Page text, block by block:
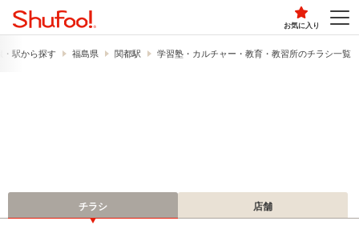
お気に入り
・駅から探す 福島県 関都駅 学習塾・カルチャー・教育・教習所のチラシ一覧
チラシ 店舗